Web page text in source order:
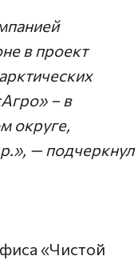
в проект
– в
округе,
— подчеркнул
«Чистой